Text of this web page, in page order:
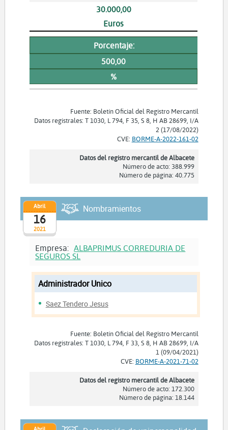
30.000,00
Euros
Porcentaje:
500,00
%
Fuente: Boletín Oficial del Registro Mercantil
Datos registrales: T 1030, L 794, F 35, S 8, H AB 28699, I/A
2 (17/08/2022)
CVE: BORME-A-2022-161-02
Datos del registro mercantil de Albacete
Número de acto: 388.999
Número de página: 40.775
2021
Abril
16
Nombramientos
Empresa: ALBAPRIMUS CORREDURIA DE
SEGUROS SL
Administrador Unico
Saez Tendero Jesus
Fuente: Boletín Oficial del Registro Mercantil
Datos registrales: T 1030, L 794, F 33, S 8, H AB 28699, I/A
1 (09/04/2021)
CVE: BORME-A-2021-71-02
Datos del registro mercantil de Albacete
Número de acto: 172.300
Número de página: 18.144